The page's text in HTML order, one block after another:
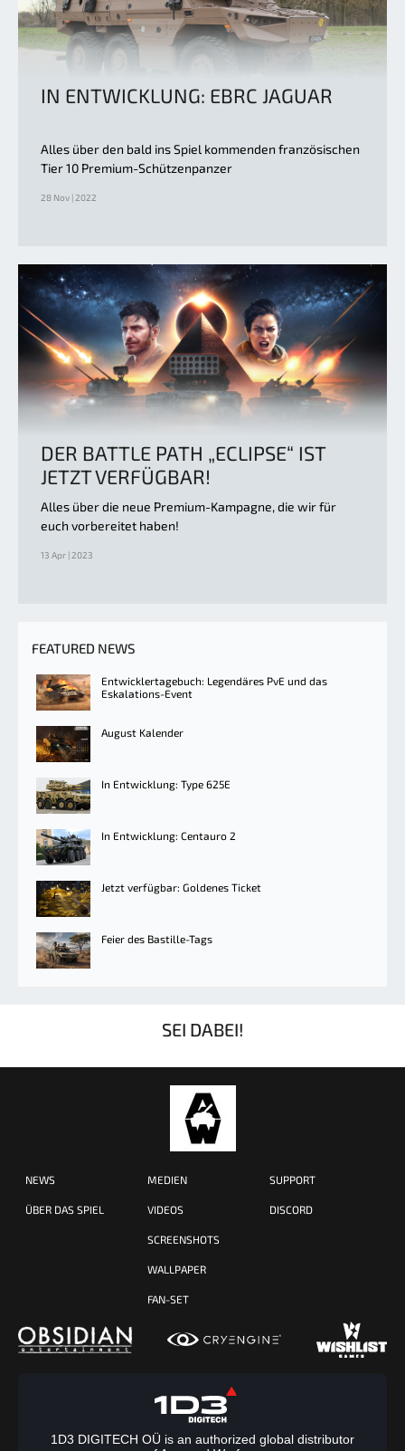
IN ENTWICKLUNG: EBRC JAGUAR
Alles über den bald ins Spiel kommenden französischen
Tier 10 Premium-Schützenpanzer
28 Nov | 2022
DER BATTLE PATH „ECLIPSE“ IST
JETZT VERFÜGBAR!
Alles über die neue Premium-Kampagne, die wir für
euch vorbereitet haben!
13 Apr | 2023
FEATURED NEWS
Entwicklertagebuch: Legendäres PvE und das
Eskalations-Event
August Kalender
In Entwicklung: Type 625E
In Entwicklung: Centauro 2
Jetzt verfügbar: Goldenes Ticket
Feier des Bastille-Tags
SEI DABEI!
NEWS
ÜBER DAS SPIEL
MEDIEN
VIDEOS
SCREENSHOTS
WALLPAPER
FAN-SET
SUPPORT
DISCORD
1D3 DIGITECH OÜ is an authorized global distributor